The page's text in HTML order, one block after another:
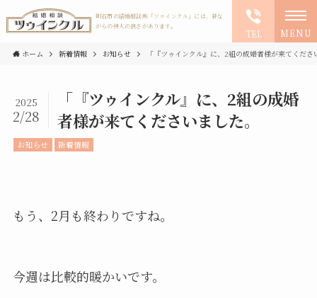
明石市の結婚相談所「ツゥインクル」には、昔な
がらの仲人の良さがあります。
TEL MENU
ホーム 新着情報 お知らせ 「『ツゥインクル』に、2組の成婚者様が来てくださ
「『ツゥインクル』に、2組の成婚
者様が来てくださいました。
2025
2/28
お知らせ 新着情報
もう、2月も終わりですね。
今週は比較的暖かいです。